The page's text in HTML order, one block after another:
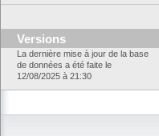
Versions
La dernière mise à jour de la base
de données a été faite le
12/08/2025 à 21:30